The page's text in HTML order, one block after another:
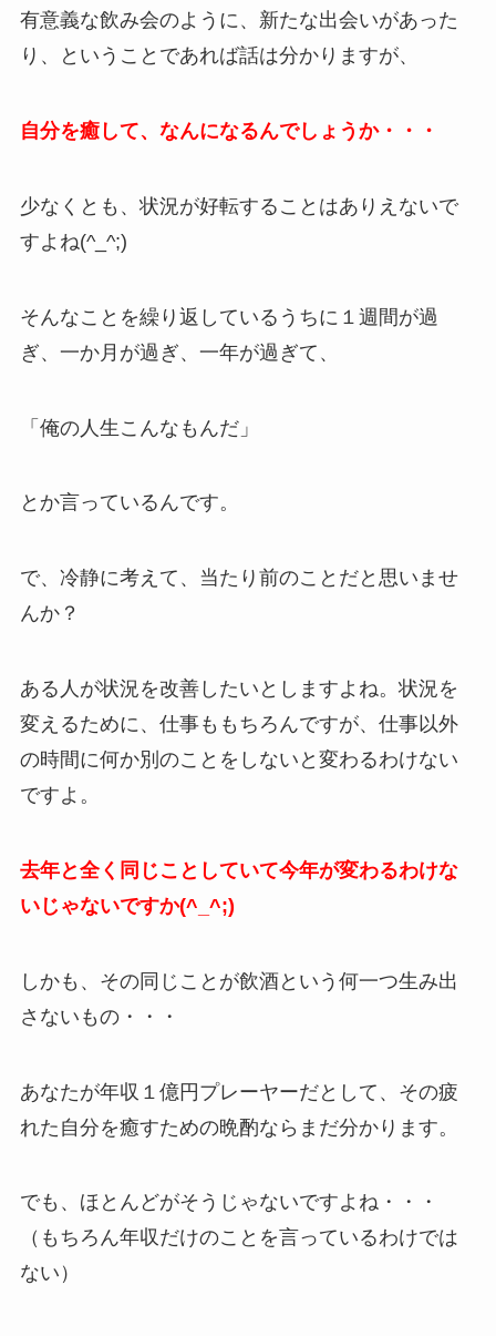
有意義な飲み会のように、新たな出会いがあった
り、ということであれば話は分かりますが、
自分を癒して、なんになるんでしょうか・・・
少なくとも、状況が好転することはありえないで
すよね(^_^;)
そんなことを繰り返しているうちに１週間が過
ぎ、一か月が過ぎ、一年が過ぎて、
「俺の人生こんなもんだ」
とか言っているんです。
で、冷静に考えて、当たり前のことだと思いませ
んか？
ある人が状況を改善したいとしますよね。状況を
変えるために、仕事ももちろんですが、仕事以外
の時間に何か別のことをしないと変わるわけない
ですよ。
去年と全く同じことしていて今年が変わるわけな
いじゃないですか(^_^;)
しかも、その同じことが飲酒という何一つ生み出
さないもの・・・
あなたが年収１億円プレーヤーだとして、その疲
れた自分を癒すための晩酌ならまだ分かります。
でも、ほとんどがそうじゃないですよね・・・
（もちろん年収だけのことを言っているわけでは
ない）